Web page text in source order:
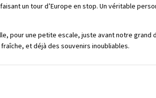
un tour d’Europe en stop. Un véritable
pour une petite escale, juste avant notre grand
et déjà des souvenirs inoubliables.